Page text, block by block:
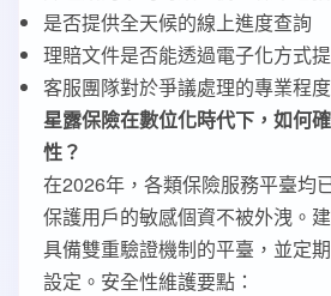
是否提供全天候的線上進度查詢
理賠文件是否能透過電子化方式
客服團隊對於爭議處理的專業程度
星露保險在數位化時代下，如何
性？
在2026年，各類保險服務平臺均
保護用戶的敏感個資不被外洩。
具備雙重驗證機制的平臺，並定
設定。安全性維護要點：